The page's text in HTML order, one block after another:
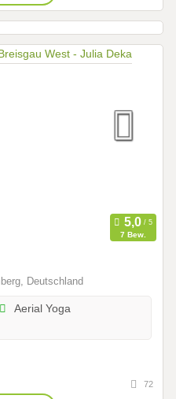
7 Bew.
Deutschland
Aerial Yoga
72